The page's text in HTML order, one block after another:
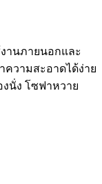
านภายนอกและ
วามสะอาดได้ง่าย
งนั่ง โซฟาหวาย